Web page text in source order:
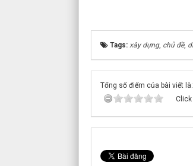
Tags: xây dựng, chủ đề,
Tổng số điểm của bài viết
Click